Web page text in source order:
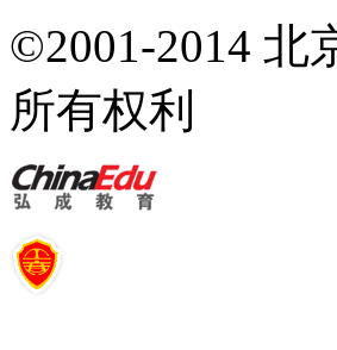
©2001-2014 北
所有权利